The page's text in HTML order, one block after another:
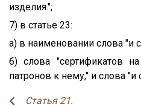
изделия.";
7) в статье 23:
а) в наименовании слова "и
б) слова "сертификатов
патронов к нему," и слова
Статья 21.